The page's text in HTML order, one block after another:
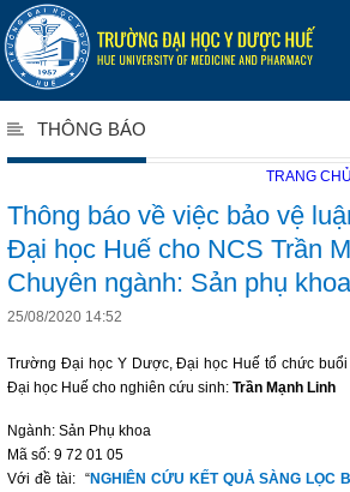
THÔNG BÁO
TRANG CHỦ
Thông báo về việc bảo vệ
Đại học Huế cho NCS Trần
Chuyên ngành: Sản phụ khoa
25/08/2020 14:52
Trường Đại học Y Dược, Đại học Huế tổ chức
Đại học Huế cho nghiên cứu sinh: Trần Mạnh Linh
Ngành: Sản Phụ khoa
Mã số: 9 72 01 05
Với đề tài: “NGHIÊN CỨU KẾT QUẢ SÀNG LỌC